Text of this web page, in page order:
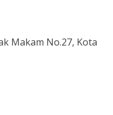
Makam No.27, Kota